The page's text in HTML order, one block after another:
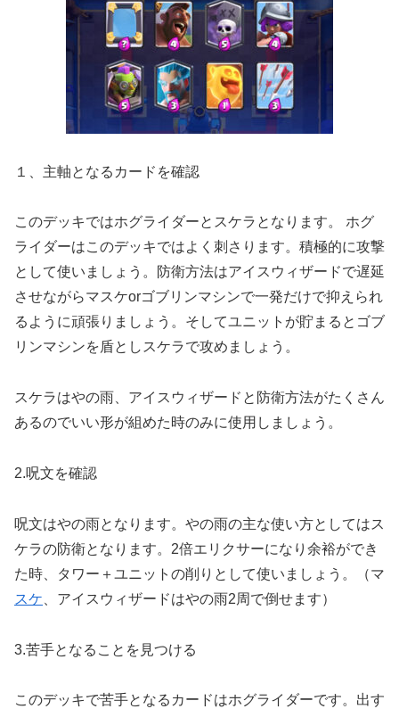
１、主軸となるカードを確認
このデッキではホグライダーとスケラとなります。 ホグ
ライダーはこのデッキではよく刺さります。積極的に攻撃
として使いましょう。防衛方法はアイスウィザードで遅延
させながらマスケorゴブリンマシンで一発だけで抑えられ
るように頑張りましょう。そしてユニットが貯まるとゴブ
リンマシンを盾としスケラで攻めましょう。
スケラはやの雨、アイスウィザードと防衛方法がたくさん
あるのでいい形が組めた時のみに使用しましょう。
2.呪文を確認
呪文はやの雨となります。やの雨の主な使い方としてはス
ケラの防衛となります。2倍エリクサーになり余裕ができ
た時、タワー＋ユニットの削りとして使いましょう。（マ
スケ 、アイスウィザードはやの雨2周で倒せます）
3.苦手となることを見つける
このデッキで苦手となるカードはホグライダーです。出す